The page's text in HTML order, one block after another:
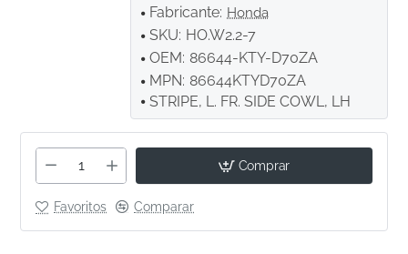
Fabricante: Honda
SKU: HO.W2.2-7
OEM: 86644-KTY-D70ZA
MPN: 86644KTYD70ZA
STRIPE, L. FR. SIDE COWL, LH
Comprar
Favoritos Comparar